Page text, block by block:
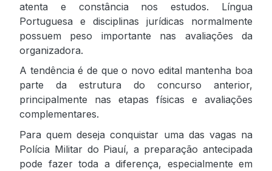
atenta e constância nos estudos. Língua
Portuguesa e disciplinas jurídicas normalmente
possuem peso importante nas avaliações da
organizadora.
A tendência é de que o novo edital mantenha boa
parte da estrutura do concurso anterior,
principalmente nas etapas físicas e avaliações
complementares.
Para quem deseja conquistar uma das vagas na
Polícia Militar do Piauí, a preparação antecipada
pode fazer toda a diferença, especialmente em